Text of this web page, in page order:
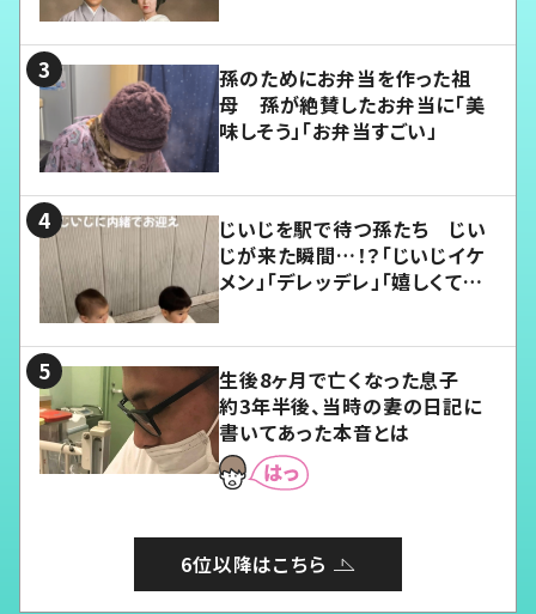
孫のためにお弁当を作った祖
母 孫が絶賛したお弁当に「美
味しそう」「お弁当すごい」
じいじを駅で待つ孫たち じい
じが来た瞬間…！？「じいじイケ
メン」「デレッデレ」「嬉しくて可
生後8ヶ月で亡くなった息子
約3年半後、当時の妻の日記に
書いてあった本音とは
6位以降はこちら